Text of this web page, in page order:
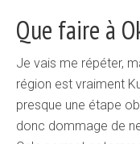
Que faire à
Je vais me répéter,
région est vraiment
presque une étape
donc dommage de